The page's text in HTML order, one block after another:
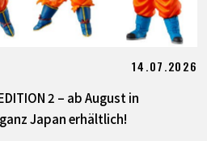
14.07.2026
2 – ab August in
Japan erhältlich!